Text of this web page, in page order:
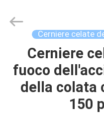
CASA
PRODOTTI
Products
Co.,Ltd.
Cerniere celate
Cerniere
fuoco
della colata
150